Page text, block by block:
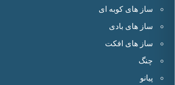
ساز های کوبه ای
ساز های بادی
ساز های افکت
چنگ
پیانو